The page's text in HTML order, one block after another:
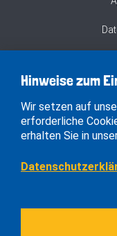
Hinweise zum
Wir setzen auf
erforderliche
erhalten Sie in